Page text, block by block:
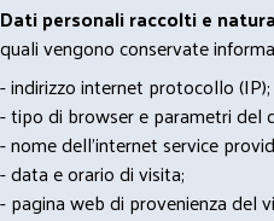
Dati personali raccolti e
quali vengono conservate
- indirizzo internet protocollo (IP);
- tipo di browser e parametri del
- nome dell'internet service
- data e orario di visita;
- pagina web di provenienza del